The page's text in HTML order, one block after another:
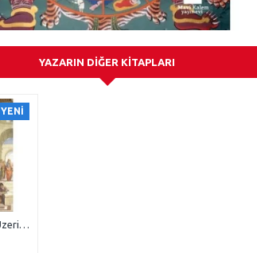
YAZARIN DIĞER KITAPLARI
YENI
Kadim Felsefe Üzerine Dersler Cilt 1